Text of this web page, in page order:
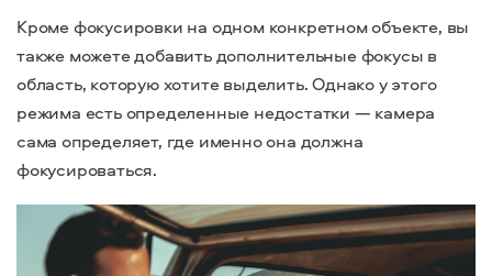
Кроме фокусировки на одном конкретном объекте, вы
также можете добавить дополнительные фокусы в
область, которую хотите выделить. Однако у этого
режима есть определенные недостатки — камера
сама определяет, где именно она должна
фокусироваться.